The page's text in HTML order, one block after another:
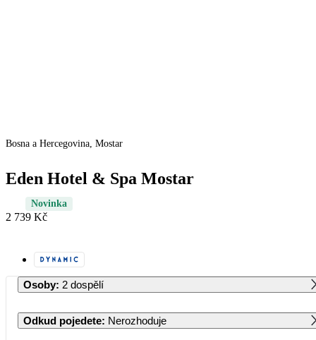
Bosna a Hercegovina, Mostar
Eden Hotel & Spa Mostar
Novinka
2 739 Kč
Osoby: 2 dospělí
Odkud pojedete: Nerozhoduje